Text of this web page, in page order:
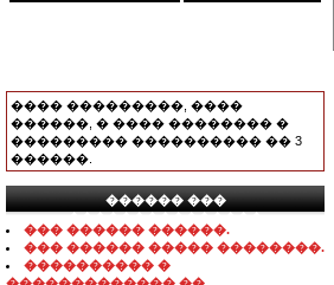
���� ���������, ����
������, � ���� �������� �
��������� ���������� �� 3
������.
������ ���
���������������
��� ������ ������.
��� ������ ����� ��������.
���������� �